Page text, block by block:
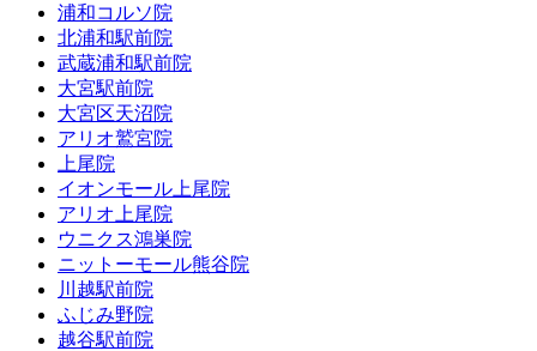
浦和コルソ院
北浦和駅前院
武蔵浦和駅前院
大宮駅前院
大宮区天沼院
アリオ鷲宮院
上尾院
イオンモール上尾院
アリオ上尾院
ウニクス鴻巣院
ニットーモール熊谷院
川越駅前院
ふじみ野院
越谷駅前院